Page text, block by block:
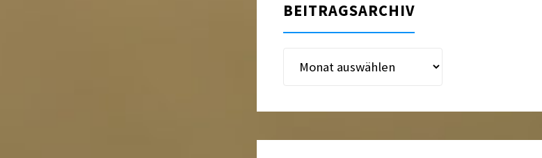
BEITRAGSARCHIV
Beitragsarchiv